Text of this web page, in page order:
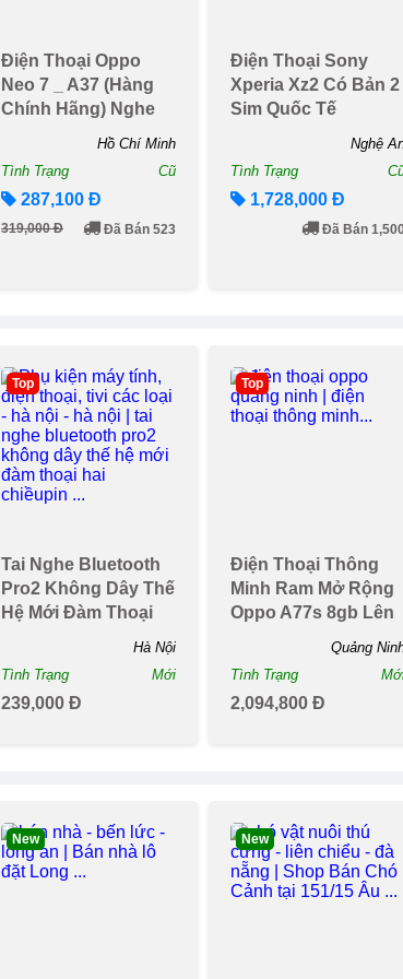
Điện Thoại Oppo
Neo 7 _ A37 (hàng
Chính Hãng) Nghe
Gọi Tải App Vào
Hồ Chí Minh
Tình Trạng
Cũ
287,100 Đ
319,000 Đ Đã Bán 523
Điện Thoại Sony
Xperia Xz2 Có Bản 2
Sim Quốc Tế
Nghệ
Tình Trạng
1,728,000 Đ
Đã Bán
Top
Tai Nghe Bluetooth
Pro2 Không Dây Thế
Hệ Mới Đàm Thoại
Hà Nội
Tình Trạng
Mới
239,000 Đ
Top
Điện Thoại Thông
Minh Ram Mở Rộng
Oppo A77s 8gb Lên
Quảng
Tình Trạng
2,094,800 Đ
New New